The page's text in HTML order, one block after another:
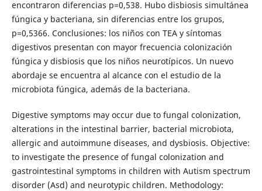
encontraron diferencias p=0,538. Hubo disbiosis simultánea
fúngica y bacteriana, sin diferencias entre los grupos,
p=0,5366. Conclusiones: los niños con TEA y síntomas
digestivos presentan con mayor frecuencia colonización
fúngica y disbiosis que los niños neurotípicos. Un nuevo
abordaje se encuentra al alcance con el estudio de la
microbiota fúngica, además de la bacteriana.
Digestive symptoms may occur due to fungal colonization,
alterations in the intestinal barrier, bacterial microbiota,
allergic and autoimmune diseases, and dysbiosis. Objective:
to investigate the presence of fungal colonization and
gastrointestinal symptoms in children with Autism spectrum
disorder (Asd) and neurotypic children. Methodology: